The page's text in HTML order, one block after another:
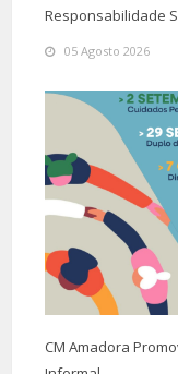
Responsabilidade
05 Agosto 2026
CM Amadora